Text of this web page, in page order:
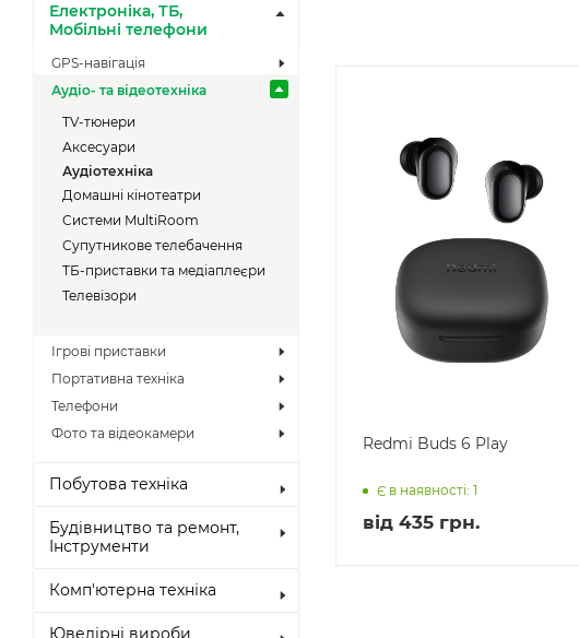
Redmi Buds 6 Play
Є в наявності: 1
від 435 грн.
Електроніка, ТБ,
Мобільні телефони
GPS-навігація
Аудіо- та відеотехніка
TV-тюнери
Аксесуари
Аудіотехніка
Домашні кінотеатри
Системи MultiRoom
Супутникове телебачення
ТБ-приставки та медіаплеєри
Телевізори
Ігрові приставки
Портативна техніка
Телефони
Фото та відеокамери
Побутова техніка
Будівництво та ремонт,
Інструменти
Комп'ютерна техніка
Ювелірні вироби